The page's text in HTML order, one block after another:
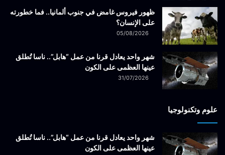
ظهور فيروس غامض في جنوب ألمانيا.. فما خطورته
على الإنسان؟
05/08/2026
شهر واحد يعادل قرنا من عمل “هابل”.. ناسا تُطلق
عينها العظمى على الكون
31/07/2026
علوم وتكنولوجيا
شهر واحد يعادل قرنا من عمل “هابل”.. ناسا تُطلق
عينها العظمى على الكون